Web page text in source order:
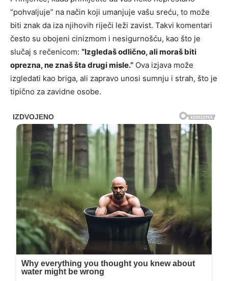
“pohvaljuje” na način koji umanjuje vašu sreću, to može
biti znak da iza njihovih riječi leži zavist. Takvi komentari
često su obojeni cinizmom i nesigurnošću, kao što je
slučaj s rečenicom: “Izgledaš odlično, ali moraš biti
oprezna, ne znaš šta drugi misle.” Ova izjava može
izgledati kao briga, ali zapravo unosi sumnju i strah, što je
tipično za zavidne osobe.